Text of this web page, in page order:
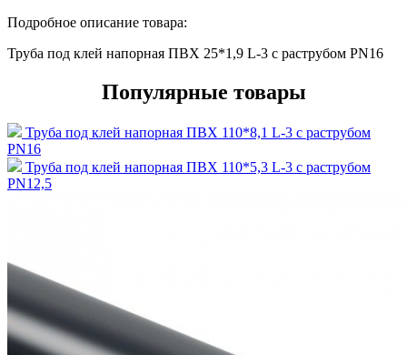
Подробное описание товара:
Труба под клей напорная ПВХ 25*1,9 L-3 с раструбом PN16
Популярные товары
Труба под клей напорная ПВХ 110*8,1 L-3 с раструбом
PN16
Труба под клей напорная ПВХ 110*5,3 L-3 с раструбом
PN12,5